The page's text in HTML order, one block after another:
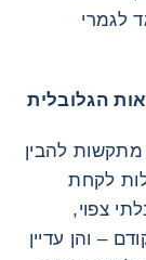
לגמרי
הגלובלית
להבין
לקחת
צפוי,
– והן עדיין